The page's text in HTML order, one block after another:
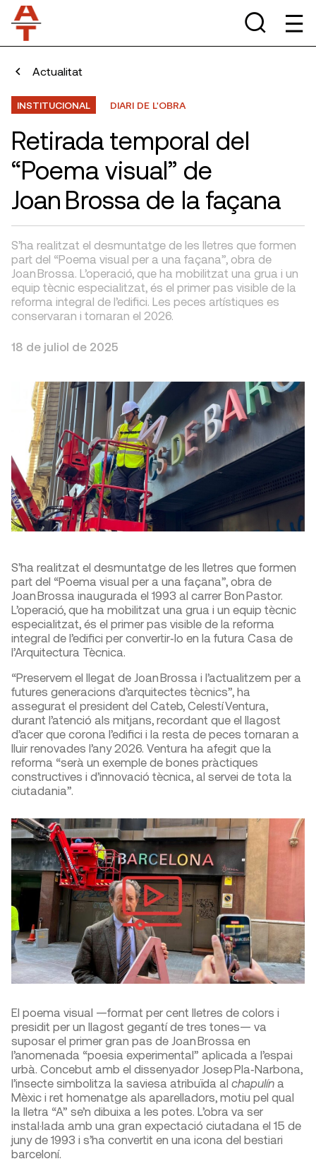
Actualitat
INSTITUCIONAL DIARI DE L'OBRA
Retirada temporal del
“Poema visual” de
Joan Brossa de la façana
S’ha realitzat el desmuntatge de les lletres que formen
part del “Poema visual per a una façana”, obra de
Joan Brossa. L’operació, que ha mobilitzat una grua i un
equip tècnic especialitzat, és el primer pas visible de la
reforma integral de l’edifici. Les peces artístiques es
conservaran i tornaran el 2026.
18 de juliol de 2025
S’ha realitzat el desmuntatge de les lletres que formen
part del “Poema visual per a una façana”, obra de
Joan Brossa inaugurada el 1993 al carrer Bon Pastor.
L’operació, que ha mobilitzat una grua i un equip tècnic
especialitzat, és el primer pas visible de la reforma
integral de l’edifici per convertir‑lo en la futura Casa de
l’Arquitectura Tècnica.
“Preservem el llegat de Joan Brossa i l’actualitzem per a
futures generacions d’arquitectes tècnics”, ha
assegurat el president del Cateb, Celestí Ventura,
durant l’atenció als mitjans, recordant que el llagost
d’acer que corona l’edifici i la resta de peces tornaran a
lluir renovades l’any 2026. Ventura ha afegit que la
reforma “serà un exemple de bones pràctiques
constructives i d’innovació tècnica, al servei de tota la
ciutadania”.
El poema visual —format per cent lletres de colors i
presidit per un llagost gegantí de tres tones— va
suposar el primer gran pas de Joan Brossa en
l’anomenada “poesia experimental” aplicada a l’espai
urbà. Concebut amb el dissenyador Josep Pla‑Narbona,
l’insecte simbolitza la saviesa atribuïda al chapulín a
Mèxic i ret homenatge als aparelladors, motiu pel qual
la lletra “A” se’n dibuixa a les potes. L’obra va ser
instal·lada amb una gran expectació ciutadana el 15 de
juny de 1993 i s’ha convertit en una icona del bestiari
barceloní.